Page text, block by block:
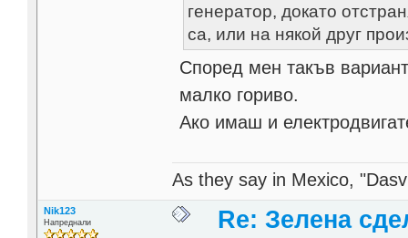
генератор, докато
са, или на някой друг
Според мен такъв
малко гориво.
Ако имаш и
As they say in Mexico,
Nik123
Напреднали Re: Зелена